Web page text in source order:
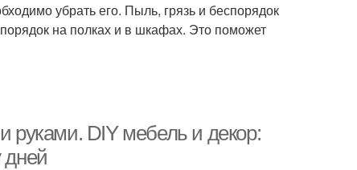
убрать его. Пыль, грязь и беспорядок
на полках и в шкафах. Это поможет
руками. DIY мебель и декор:
дней